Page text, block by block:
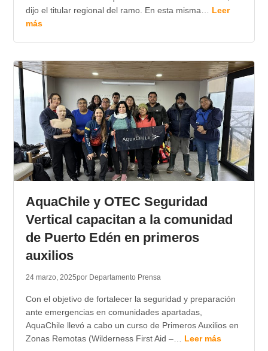
dijo el titular regional del ramo. En esta misma… Leer
más
AquaChile y OTEC Seguridad
Vertical capacitan a la comunidad
de Puerto Edén en primeros
auxilios
24 marzo, 2025por Departamento Prensa
Con el objetivo de fortalecer la seguridad y preparación
ante emergencias en comunidades apartadas,
AquaChile llevó a cabo un curso de Primeros Auxilios en
Zonas Remotas (Wilderness First Aid –… Leer más